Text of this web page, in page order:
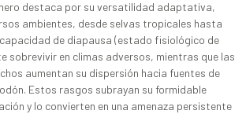
destaca por su versatilidad adaptativa,
ambientes, desde selvas tropicales hasta
de diapausa (estado fisiológico de
sobrevivir en climas adversos, mientras que las
aumentan su dispersión hacia fuentes de
Estos rasgos subrayan su formidable
y lo convierten en una amenaza persistente